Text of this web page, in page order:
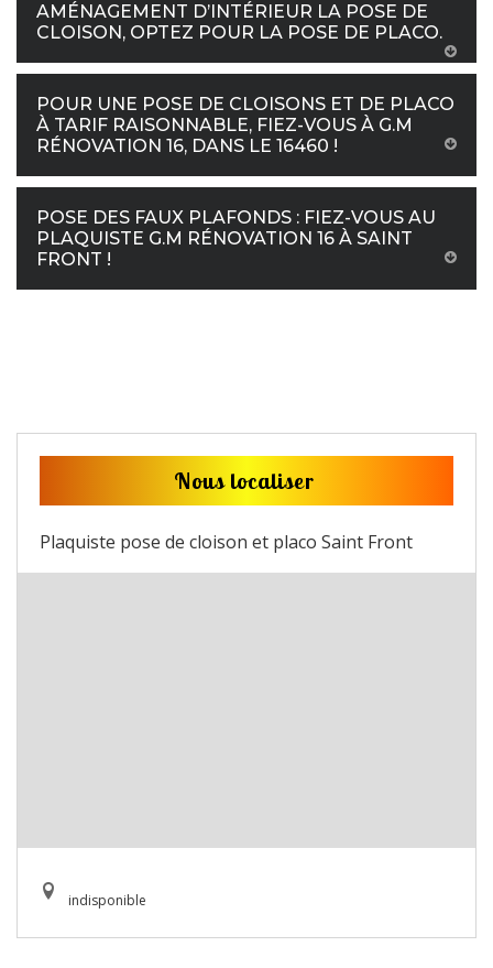
AMÉNAGEMENT D’INTÉRIEUR LA POSE DE
CLOISON, OPTEZ POUR LA POSE DE PLACO.
POUR UNE POSE DE CLOISONS ET DE PLACO
À TARIF RAISONNABLE, FIEZ-VOUS À G.M
RÉNOVATION 16, DANS LE 16460 !
POSE DES FAUX PLAFONDS : FIEZ-VOUS AU
PLAQUISTE G.M RÉNOVATION 16 À SAINT
FRONT !
Nous localiser
Plaquiste pose de cloison et placo Saint Front
indisponible